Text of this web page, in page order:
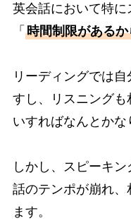
英会話において特
「 時間制限があるか
リーディングでは
すし、リスニング
いすればなんとかな
しかし、スピーキ
話のテンポが崩れ
ます。